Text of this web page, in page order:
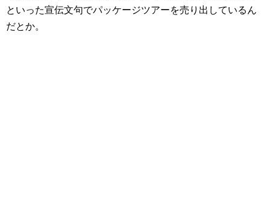
といった宣伝文句でパッケージツアーを売り出しているん
だとか。